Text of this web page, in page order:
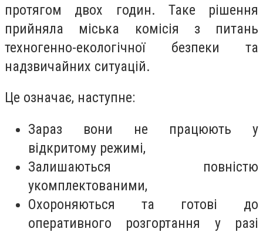
протягом двох годин. Таке рішення
прийняла міська комісія з питань
техногенно-екологічної безпеки та
надзвичайних ситуацій.
Це означає, наступне:
Зараз вони не працюють у
відкритому режимі,
Залишаються повністю
укомплектованими,
Охороняються та готові до
оперативного розгортання у разі